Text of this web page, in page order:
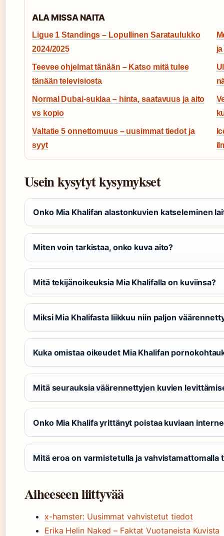
ALA MISSA NAITA
Ligue 1 Standings – Lopullinen Sarataulukko
2024/2025
Teevee ohjelmat tänään – Katso mitä tulee
tänään televisiosta
Normal Dubai-suklaa – hinta, saatavuus ja aito
vs kopio
Valtatie 5 onnettomuus – uusimmat tiedot ja
syyt
Usein kysytyt kysymykset
Onko Mia Khalifan alastonkuvien katseleminen
Miten voin tarkistaa, onko kuva aito?
Mitä tekijänoikeuksia Mia Khalifalla on kuviinsa?
Miksi Mia Khalifasta liikkuu niin paljon
Kuka omistaa oikeudet Mia Khalifan
Mitä seurauksia väärennettyjen kuvien
Onko Mia Khalifa yrittänyt poistaa kuviaan
Mitä eroa on varmistetulla ja vahvistamattomalla
Aiheeseen liittyvää
x-hamster: Uusimmat vahvistetut tiedot
Erika Helin Naked – Faktat Vuotaneista Kuvista